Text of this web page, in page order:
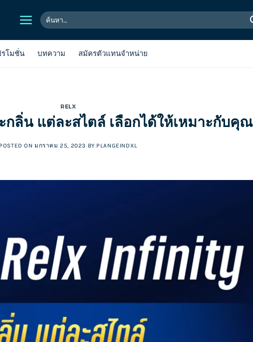
ค้นหา:
โมชั่น บทความ สมัครตัวแทนจำหน่าย
RELX
ลิ่น แต่ละสไตล์ เลือกได้ให้เหมาะกับคุณ
POSTED ONมกราคม 25, 2023 BY PLANGEINDXL